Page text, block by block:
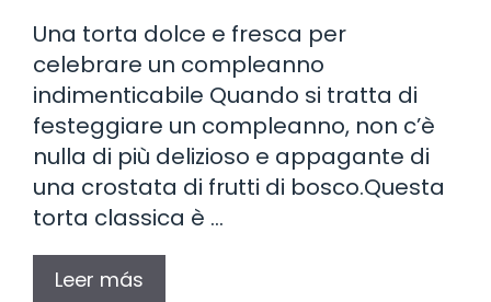
Una torta dolce e fresca per
celebrare un compleanno
indimenticabile Quando si tratta di
festeggiare un compleanno, non c’è
nulla di più delizioso e appagante di
una crostata di frutti di bosco.Questa
torta classica è …
Leer más